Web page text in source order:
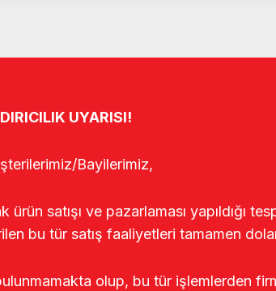
UYARISI!
Bayilerimiz,
satışı ve pazarlaması yapıldığı
bu tür satış faaliyetleri tamamen
olup, bu tür işlemlerden